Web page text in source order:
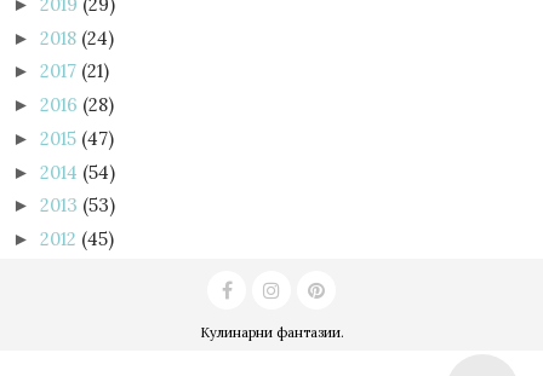
►
► 2018 (24)
► 2017 (21)
► 2016 (28)
► 2015 (47)
► 2014 (54)
► 2013 (53)
► 2012 (45)
Кулинарни фантазии.